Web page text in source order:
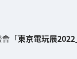
「東京電玩展2022